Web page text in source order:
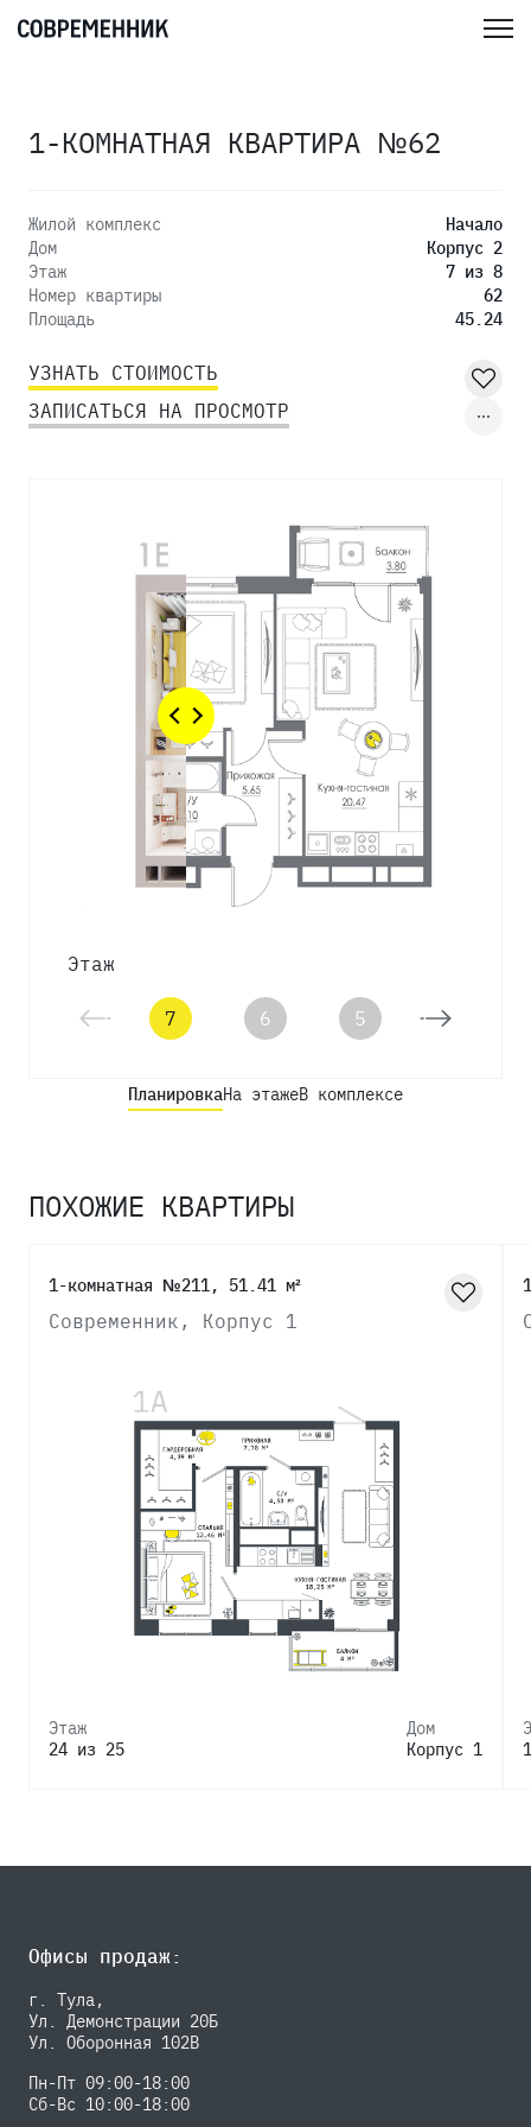
1-КОМНАТНАЯ КВАРТИРА №62
Жилой комплекс
Начало
Дом
Корпус 2
Этаж
7 из 8
Номер квартиры
62
Площадь
45.24
УЗНАТЬ СТОИМОСТЬ
ЗАПИСАТЬСЯ НА ПРОСМОТР
Этаж
7 6 5 4
ПланировкаНа этажеВ комплексе
ПОХОЖИЕ КВАРТИРЫ
1-комнатная №211, 51.41 м²
Современник, Корпус 1
Этаж
24 из 25
Дом
Корпус 1
Офисы продаж:
г. Тула,
Ул. Демонстрации 20Б
Ул. Оборонная 102В
Пн-Пт 09:00-18:00
Сб-Вс 10:00-18:00